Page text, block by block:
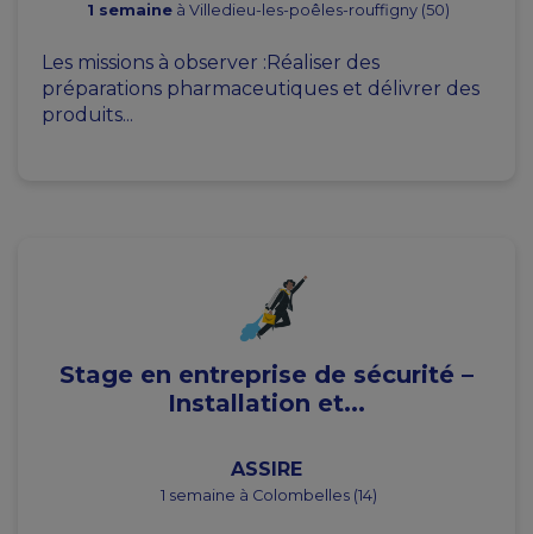
1 semaine à Villedieu-les-poêles-rouffigny (50)
Les missions à observer :Réaliser des
préparations pharmaceutiques et délivrer des
produits...
Stage en entreprise de sécurité –
Installation et...
ASSIRE
1 semaine à Colombelles (14)